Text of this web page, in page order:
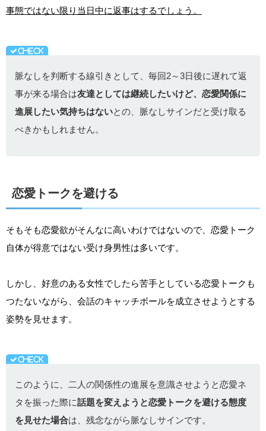
事態ではない限り当日中に返事はするでしょう。
脈なしを判断する線引きとして、毎回2～3日後に遅れて返
事が来る場合は友達としては継続したいけど、恋愛関係に
進展したい気持ちはないとの、脈なしサインだと受け取る
べきかもしれません。
恋愛トークを避ける
そもそも恋愛欲がそんなに高いわけではないので、恋愛トーク
自体が得意ではない受け身男性は多いです。
しかし、好意のある女性でしたら苦手としている恋愛トークも
つたないながら、会話のキャッチボールを成立させようとする
姿勢を見せます。
このように、二人の関係性の進展を意識させようと恋愛ネ
タを振った際に話題を変えようと恋愛トークを避ける態度
を見せた場合は、残念ながら脈なしサインです。